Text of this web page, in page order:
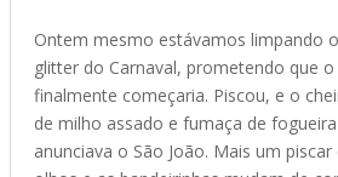
Ontem mesmo estávamos limpando o
glitter do Carnaval, prometendo que
finalmente começaria. Piscou, e o
de milho assado e fumaça de
anunciava o São João. Mais um piscar